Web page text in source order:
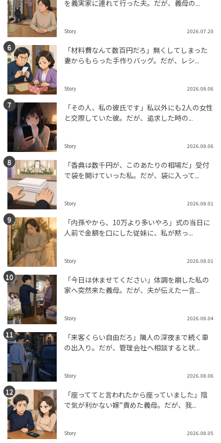
を義実家に連れて行った夫。だが、義母の...
Story 2026.07.20
「材料費なんて数百円だろ」無くしてしまった
妻からもらった手作りバッグ。だが、レシ...
Story 2026.08.06
「その人、私の彼氏です」私以外にも2人の女性
と交際していた彼。だが、追求した時の...
Story 2026.08.06
「香典は数千円が、このあたりの相場だ」受付
で袋を開けていった私。だが、袋に入って...
Story 2026.08.01
「内孫やから、10万より多いやろ」式の当日に
人前で金額を口にした従妹に、私が黙っ...
Story 2026.08.01
「今日は休ませてください」体調を崩した私の
家へ突然来た義母。だが、夫が伝えた一言...
Story 2026.08.04
「来客くらい自由だろ」隣人の深夜まで続く車
の出入り。だが、管理会社へ相談すると状...
Story 2026.08.06
「座っててと言われたから座っていました」陰
で気が利かない嫁”責めた義母。だが、我...
Story 2026.08.05